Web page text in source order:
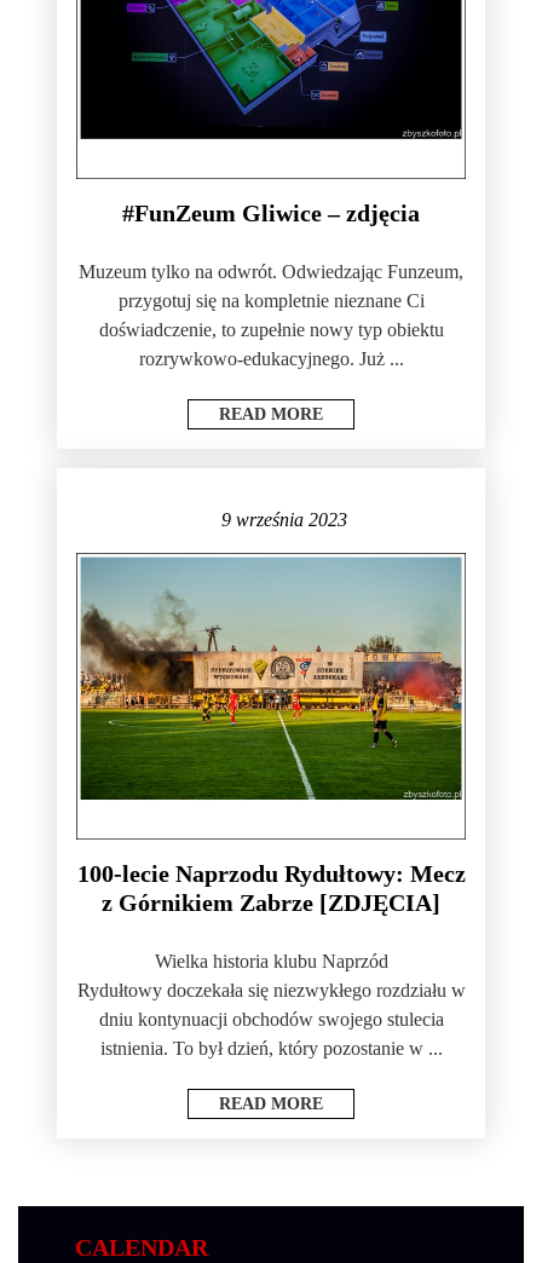
#FunZeum Gliwice – zdjęcia
Muzeum tylko na odwrót. Odwiedzając Funzeum,
przygotuj się na kompletnie nieznane Ci
doświadczenie, to zupełnie nowy typ obiektu
rozrywkowo-edukacyjnego. Już ...
READ MORE
9 września 2023
100-lecie Naprzodu Rydułtowy: Mecz
z Górnikiem Zabrze [ZDJĘCIA]
Wielka historia klubu Naprzód
Rydułtowy doczekała się niezwykłego rozdziału w
dniu kontynuacji obchodów swojego stulecia
istnienia. To był dzień, który pozostanie w ...
READ MORE
CALENDAR